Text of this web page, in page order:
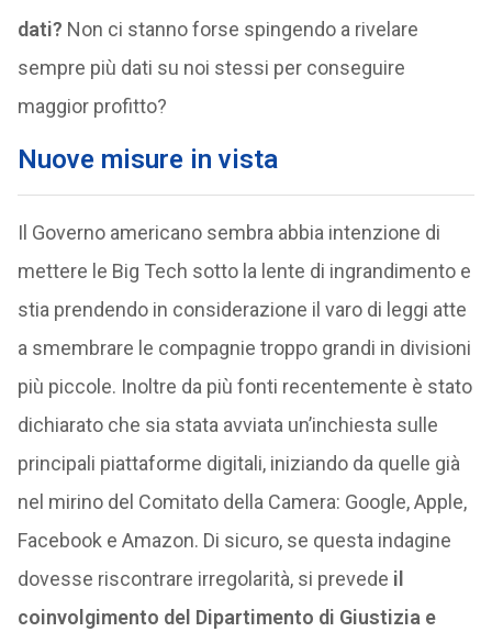
dati? Non ci stanno forse spingendo a rivelare
sempre più dati su noi stessi per conseguire
maggior profitto?
Nuove misure in vista
Il Governo americano sembra abbia intenzione di
mettere le Big Tech sotto la lente di ingrandimento e
stia prendendo in considerazione il varo di leggi atte
a smembrare le compagnie troppo grandi in divisioni
più piccole. Inoltre da più fonti recentemente è stato
dichiarato che sia stata avviata un’inchiesta sulle
principali piattaforme digitali, iniziando da quelle già
nel mirino del Comitato della Camera: Google, Apple,
Facebook e Amazon. Di sicuro, se questa indagine
dovesse riscontrare irregolarità, si prevede il
coinvolgimento del Dipartimento di Giustizia e